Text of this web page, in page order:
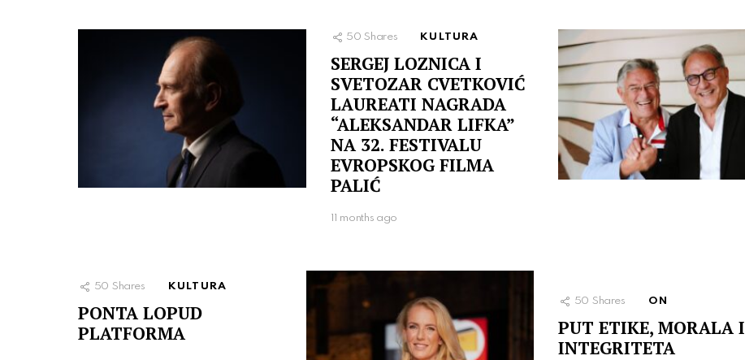
50 Shares KULTURA
SERGEJ LOZNICA I
SVETOZAR CVETKOVIĆ
LAUREATI NAGRADA
“ALEKSANDAR LIFKA”
NA 32. FESTIVALU
EVROPSKOG FILMA
PALIĆ
11 months ago
50 Shares KULTURA
PONTA LOPUD
PLATFORMA
50 Shares ON
PUT ETIKE, MORALA I
INTEGRITETA